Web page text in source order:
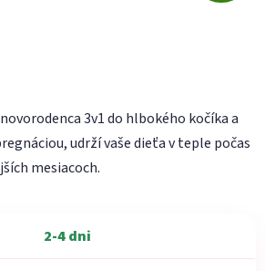
3v1 do hlbokého kočíka a
udrží vaše dieťa v teple počas
mesiacoch.
2-4 dni